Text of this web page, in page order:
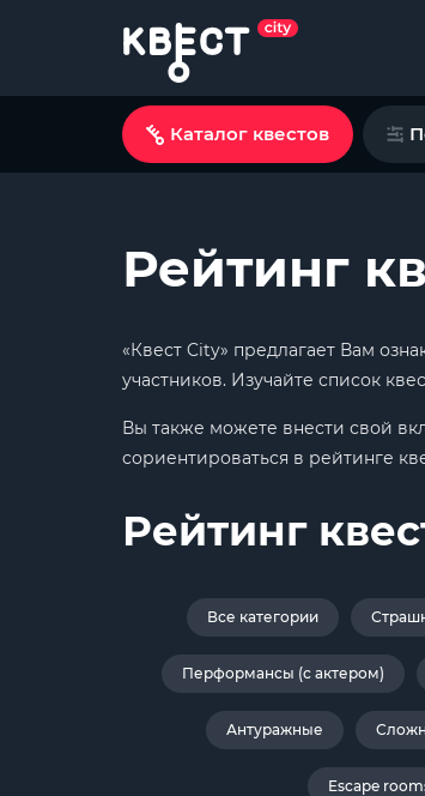
Каталог квестов
Рейтинг
«Квест City» предлагает Вам
участников. Изучайте список
Вы также можете внести свой
сориентироваться в рейтинге
Рейтинг
Все категории
Перформансы (с актером)
Антуражные
Escape